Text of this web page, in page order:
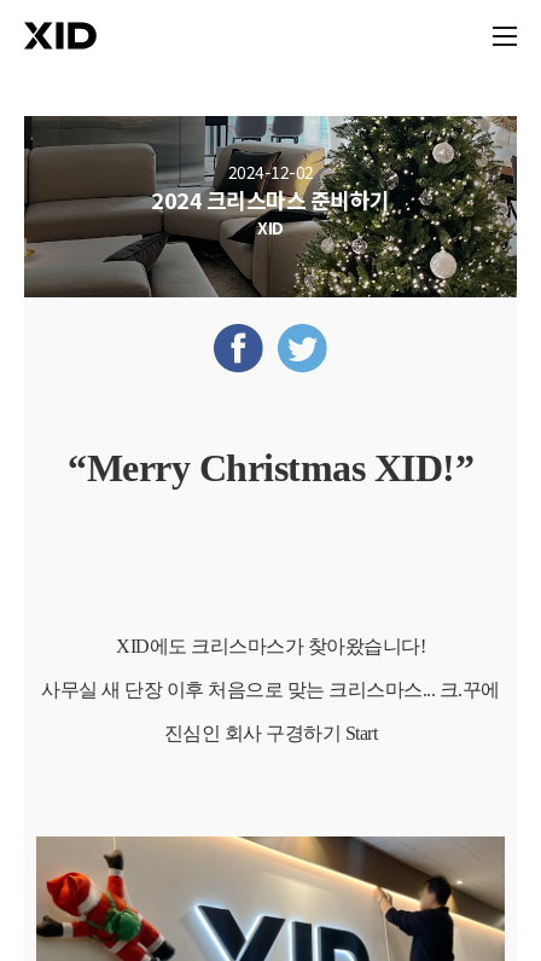
2024-12-02
2024 크리스마스 준비하기
XID
“Merry Christmas XID!”
XID에도 크리스마스가 찾아왔습니다!
사무실 새 단장 이후 처음으로 맞는 크리스마스... 크.꾸에
진심인 회사 구경하기 Start